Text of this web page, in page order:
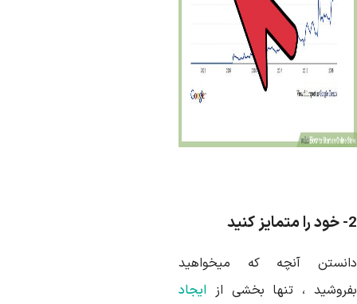
کنید
آنچه که میخواهید
، تنها بخشی از ایجاد